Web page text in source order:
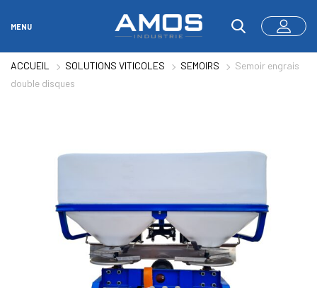
MENU
ACCUEIL SOLUTIONS VITICOLES SEMOIRS
Semoir engrais
double disques